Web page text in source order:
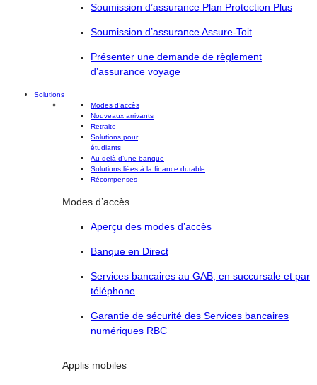
Soumission d’assurance Plan Protection Plus
Soumission d’assurance Assure-Toit
Présenter une demande de règlement
d’assurance voyage
Solutions
Modes d’accès
Nouveaux arrivants
Retraite
Solutions pour
étudiants
Au-delà d’une banque
Solutions liées à la finance durable
Récompenses
Modes d’accès
Aperçu des modes d’accès
Banque en Direct
Services bancaires au GAB, en succursale et par
téléphone
Garantie de sécurité des Services bancaires
numériques RBC
Applis mobiles